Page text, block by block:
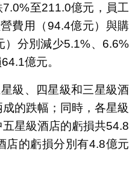
至211.0億元，員工
費用（94.4億元）與購
）分別減少5.1%、6.6%
億元。
級、四星級和三星級酒
的跌幅；同時，各星級
星級酒店的虧損共54.8
店的虧損分別有4.8億元